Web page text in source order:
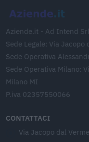
Aziende.it - Ad Intend Srl
Sede Legale: Via
Sede Operativa
Sede Operativa Milano:
Milano MI
P.iva 02357550066
CONTATTACI
Via Jacopo dal